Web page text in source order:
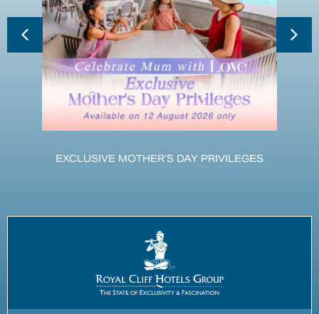
EXCLUSIVE MOTHER’S DAY PRIVILEGES